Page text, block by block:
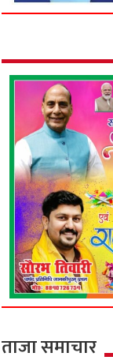
ताजा समाचार